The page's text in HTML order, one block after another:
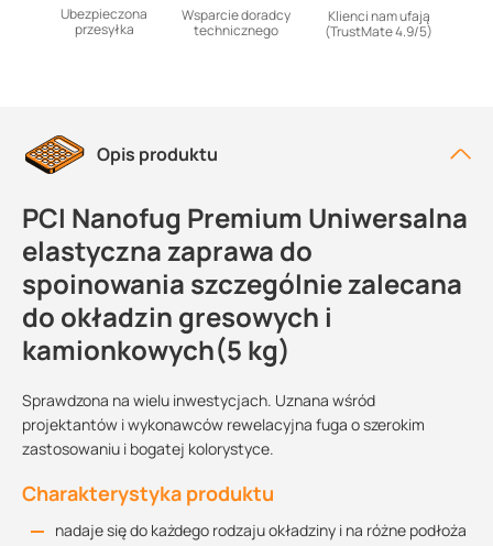
Ubezpieczona
przesyłka
Wsparcie doradcy
technicznego
Klienci nam ufają
(TrustMate 4.9/5)
Opis produktu
PCI Nanofug Premium Uniwersalna
elastyczna zaprawa do
spoinowania szczególnie zalecana
do okładzin gresowych i
kamionkowych(5 kg)
Sprawdzona na wielu inwestycjach. Uznana wśród
projektantów i wykonawców rewelacyjna fuga o szerokim
zastosowaniu i bogatej kolorystyce.
Charakterystyka produktu
nadaje się do każdego rodzaju okładziny i na różne podłoża